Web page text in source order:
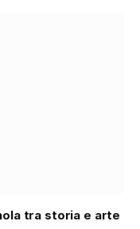
tra storia e arte